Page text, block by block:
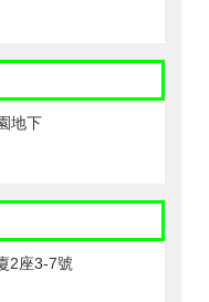
地下
2座3-7號